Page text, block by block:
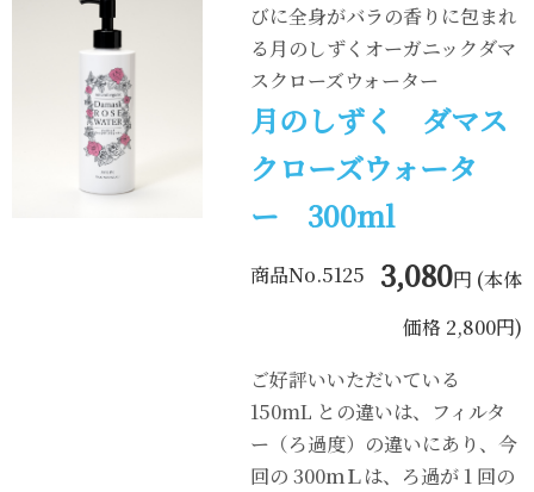
びに全身がバラの香りに包まれ
る月のしずくオーガニックダマ
スクローズウォーター
月のしずく ダマス
クローズウォータ
ー 300ml
商品No.5125 3,080円 (本体
価格 2,800円)
ご好評いいただいている
150mL との違いは、フィルタ
ー（ろ過度）の違いにあり、今
回の 300ｍＬは、ろ過が 1 回の